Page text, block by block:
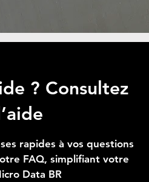
? Consultez
rapides à vos questions
FAQ, simplifiant votre
Data BR